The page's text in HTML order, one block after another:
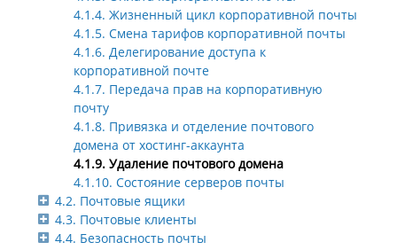
4.1.4. Жизненный цикл корпоративной почты
4.1.5. Смена тарифов корпоративной почты
4.1.6. Делегирование доступа к
корпоративной почте
4.1.7. Передача прав на корпоративную
почту
4.1.8. Привязка и отделение почтового
домена от хостинг-аккаунта
4.1.9. Удаление почтового домена
4.1.10. Состояние серверов почты
4.2. Почтовые ящики
4.3. Почтовые клиенты
4.4. Безопасность почты